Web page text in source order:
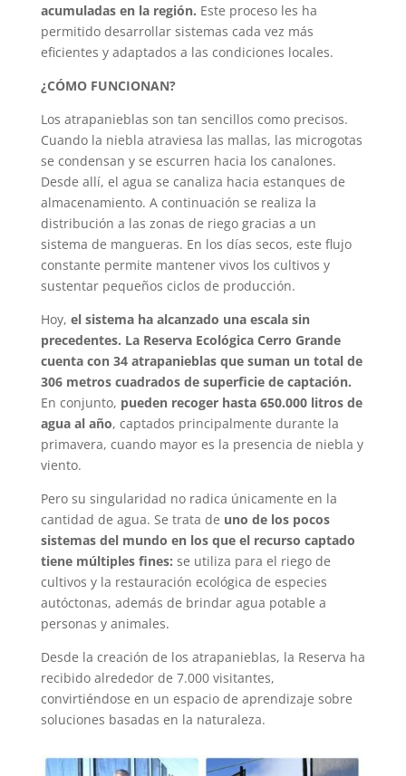
acumuladas en la región. Este proceso les ha
permitido desarrollar sistemas cada vez más
eficientes y adaptados a las condiciones locales.
¿CÓMO FUNCIONAN?
Los atrapanieblas son tan sencillos como precisos.
Cuando la niebla atraviesa las mallas, las microgotas
se condensan y se escurren hacia los canalones.
Desde allí, el agua se canaliza hacia estanques de
almacenamiento. A continuación se realiza la
distribución a las zonas de riego gracias a un
sistema de mangueras. En los días secos, este flujo
constante permite mantener vivos los cultivos y
sustentar pequeños ciclos de producción.
Hoy, el sistema ha alcanzado una escala sin
precedentes. La Reserva Ecológica Cerro Grande
cuenta con 34 atrapanieblas que suman un total de
306 metros cuadrados de superficie de captación.
En conjunto, pueden recoger hasta 650.000 litros de
agua al año, captados principalmente durante la
primavera, cuando mayor es la presencia de niebla y
viento.
Pero su singularidad no radica únicamente en la
cantidad de agua. Se trata de uno de los pocos
sistemas del mundo en los que el recurso captado
tiene múltiples fines: se utiliza para el riego de
cultivos y la restauración ecológica de especies
autóctonas, además de brindar agua potable a
personas y animales.
Desde la creación de los atrapanieblas, la Reserva ha
recibido alrededor de 7.000 visitantes,
convirtiéndose en un espacio de aprendizaje sobre
soluciones basadas en la naturaleza.